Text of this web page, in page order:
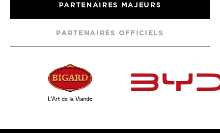
PARTENAIRES MAJEURS
PARTENAIRES OFFICIELS